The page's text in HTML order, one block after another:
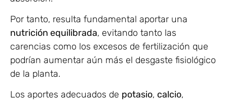
Por tanto, resulta fundamental aportar una
nutrición equilibrada, evitando tanto las
carencias como los excesos de fertilización que
podrían aumentar aún más el desgaste fisiológico
de la planta.
Los aportes adecuados de potasio, calcio,